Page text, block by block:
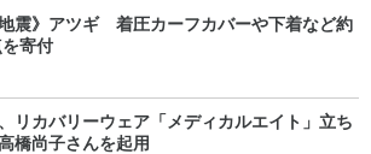
地震》アツギ 着圧カーフカバーや下着など約
寄付
リカバリーウェア「メディカルエイト」立ち
橋尚子さんを起用